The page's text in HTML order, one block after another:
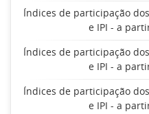
Índices de participação
e IPI - a
Índices de participação
e IPI - a
Índices de participação
e IPI - a